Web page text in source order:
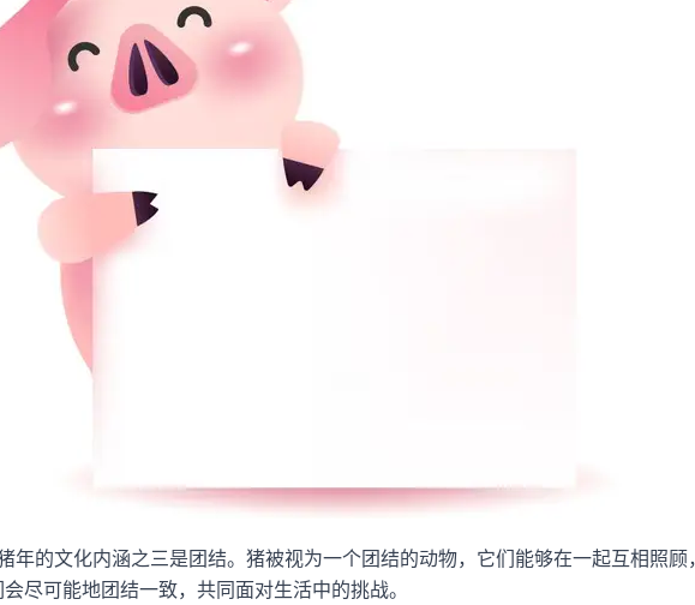
年的文化内涵之三是团结。猪被视为一个团结的动物，它们能够在一起互相照顾
尽可能地团结一致，共同面对生活中的挑战。